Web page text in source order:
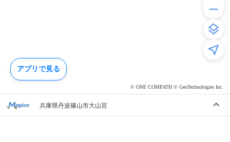
© ONE COMPATH © GeoTechnologies Inc.
兵庫県丹波篠山市大山宮
アプリで見る